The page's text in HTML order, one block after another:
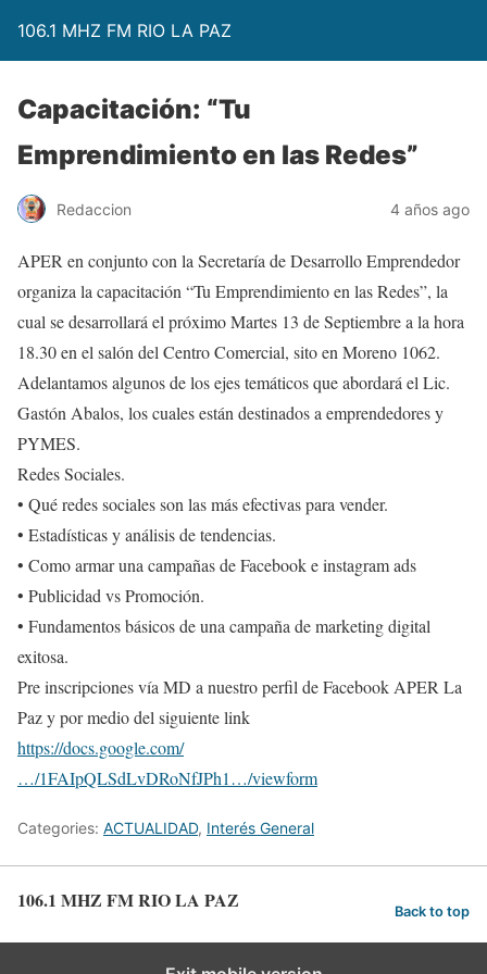
106.1 MHZ FM RIO LA PAZ
Capacitación: “Tu
Emprendimiento en las Redes”
Redaccion 4 años ago
APER en conjunto con la Secretaría de Desarrollo Emprendedor
organiza la capacitación “Tu Emprendimiento en las Redes”, la
cual se desarrollará el próximo Martes 13 de Septiembre a la hora
18.30 en el salón del Centro Comercial, sito en Moreno 1062.
Adelantamos algunos de los ejes temáticos que abordará el Lic.
Gastón Abalos, los cuales están destinados a emprendedores y
PYMES.
Redes Sociales.
• Qué redes sociales son las más efectivas para vender.
• Estadísticas y análisis de tendencias.
• Como armar una campañas de Facebook e instagram ads
• Publicidad vs Promoción.
• Fundamentos básicos de una campaña de marketing digital
exitosa.
Pre inscripciones vía MD a nuestro perfil de Facebook APER La
Paz y por medio del siguiente link
https://docs.google.com/
…/1FAIpQLSdLvDRoNfJPh1…/viewform
Categories: ACTUALIDAD, Interés General
106.1 MHZ FM RIO LA PAZ Back to top